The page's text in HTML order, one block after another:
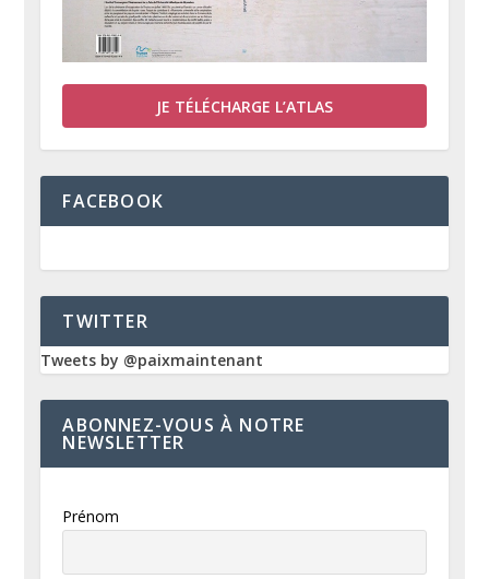
JE TÉLÉCHARGE L’ATLAS
FACEBOOK
TWITTER
Tweets by @paixmaintenant
ABONNEZ-VOUS À NOTRE
NEWSLETTER
Prénom